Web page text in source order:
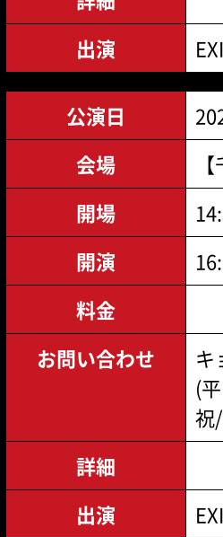
出演
公演日
会場
開場
開演
料金
お問い合わせ
キ
(
祝
詳細
出演